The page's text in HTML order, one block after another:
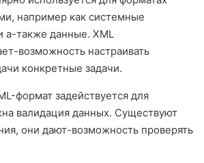
например как системные
а-также данные. XML
возможность настраивать
конкретные задачи.
формат задействуется для
валидация данных. Существуют
они дают-возможность проверять